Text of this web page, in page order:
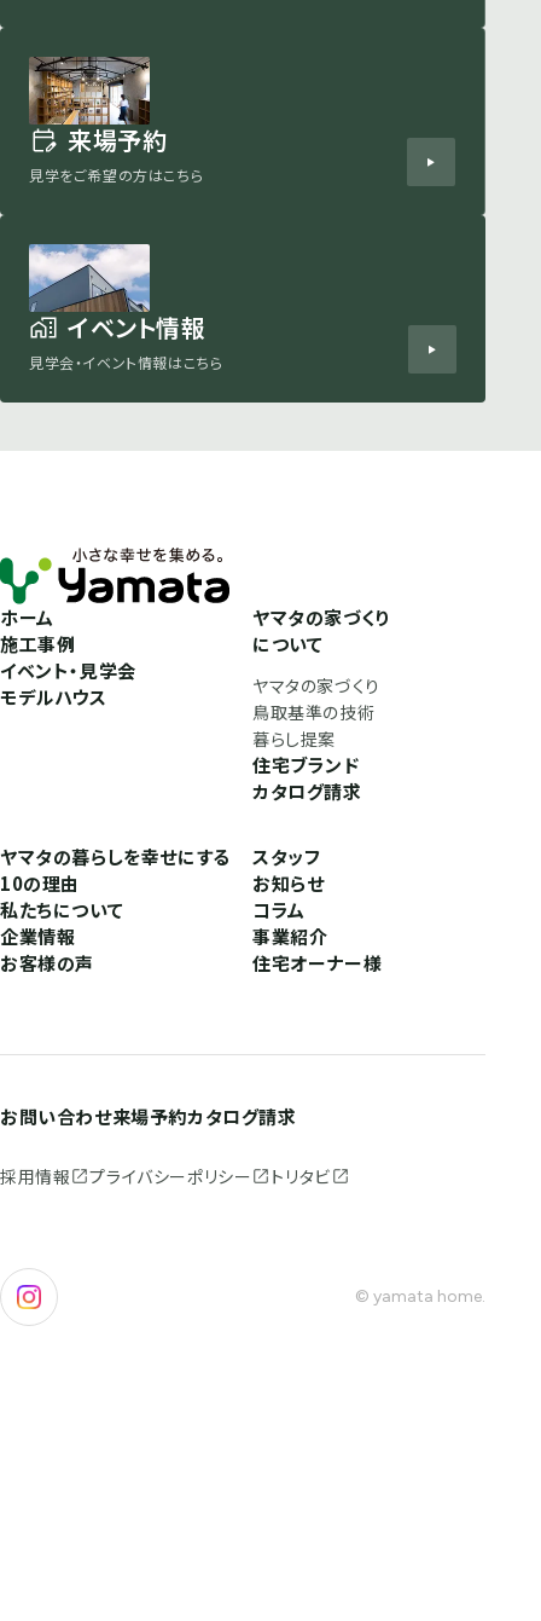
来場予約
見学をご希望の方はこちら
イベント情報
見学会・イベント情報はこちら
ホーム
施工事例
イベント・見学会
モデルハウス
ヤマタの家づくり
について
ヤマタの家づくり
鳥取基準の技術
暮らし提案
住宅ブランド
カタログ請求
ヤマタの暮らしを幸せにする
10の理由
私たちについて
企業情報
お客様の声
スタッフ
お知らせ
コラム
事業紹介
住宅オーナー様
お問い合わせ来場予約カタログ請求
採用情報 プライバシーポリシー トリタビ
© yamata home.